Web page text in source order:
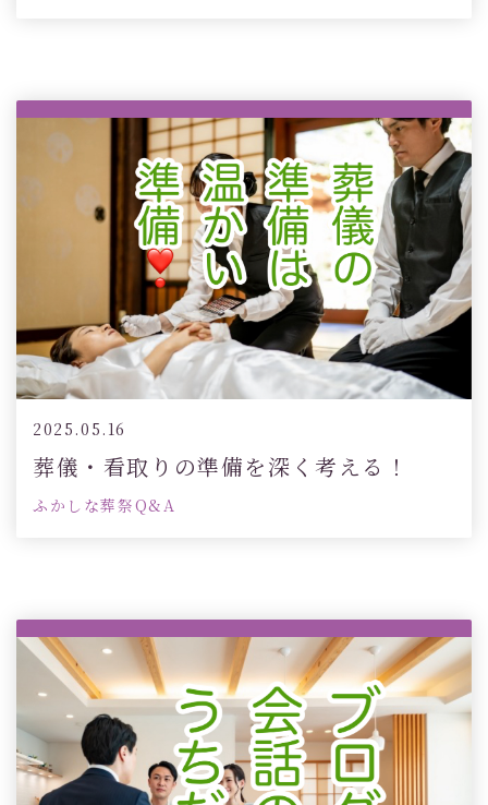
葬儀・看取りの準備を深く考える！
2025.05.16
ふかしな葬祭Q&A